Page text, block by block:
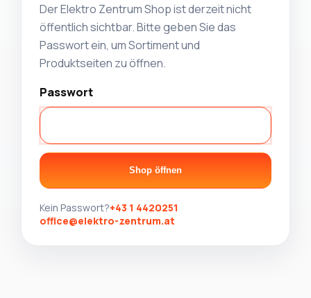
Der Elektro Zentrum Shop ist derzeit nicht
öffentlich sichtbar. Bitte geben Sie das
Passwort ein, um Sortiment und
Produktseiten zu öffnen.
Passwort
Shop öffnen
Kein Passwort?+43 1 4420251
office@elektro-zentrum.at